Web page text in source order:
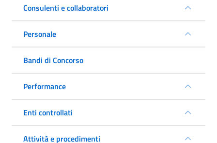
Consulenti e collaboratori
Personale
Bandi di Concorso
Performance
Enti controllati
Attività e procedimenti